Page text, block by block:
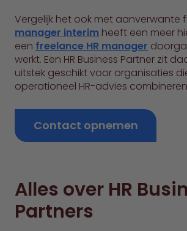
Vergelijk het ook met aanverwante
manager interim heeft een meer
een freelance HR manager
werkt. Een HR Business Partner zit
uitstek geschikt voor organisaties
operationeel HR-advies
Contact opnemen
Alles over HR
Partners